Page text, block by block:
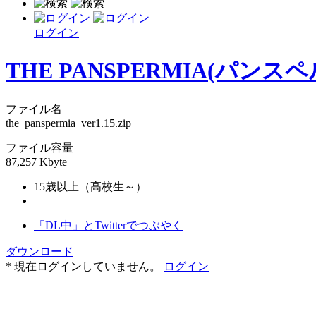
ログイン
THE PANSPERMIA(パンスペ
ファイル名
the_panspermia_ver1.15.zip
ファイル容量
87,257 Kbyte
15歳以上（高校生～）
「DL中」とTwitterでつぶやく
ダウンロード
* 現在ログインしていません。
ログイン